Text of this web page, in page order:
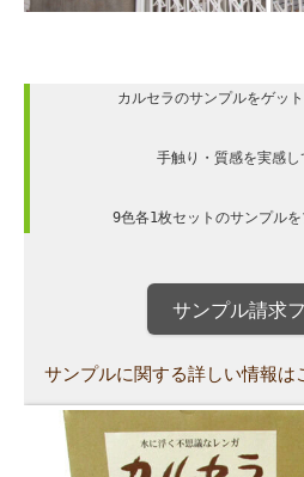
カルセラのサンプルをゲッ
手触り・質感を実感し
9色各1枚セットのサンプルを
サンプル請求
サンプルに関する詳しい情報は